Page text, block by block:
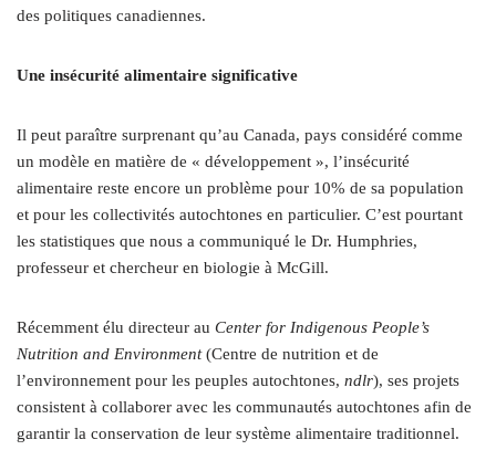
des politiques canadiennes.
Une insécurité alimentaire significative
Il peut paraître surprenant qu’au Canada, pays considéré comme
un modèle en matière de « développement », l’insécurité
alimentaire reste encore un problème pour 10% de sa population
et pour les collectivités autochtones en particulier. C’est pourtant
les statistiques que nous a communiqué le Dr. Humphries,
professeur et chercheur en biologie à McGill.
Récemment élu directeur au Center for Indigenous People’s
Nutrition and Environment(Centre de nutrition et de
l’environnement pour les peuples autochtones, ndlr), ses projets
consistent à collaborer avec les communautés autochtones afin de
garantir la conservation de leur système alimentaire traditionnel.